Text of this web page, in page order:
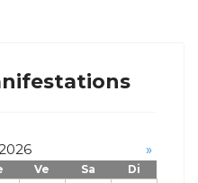
»
Ve Sa
Di